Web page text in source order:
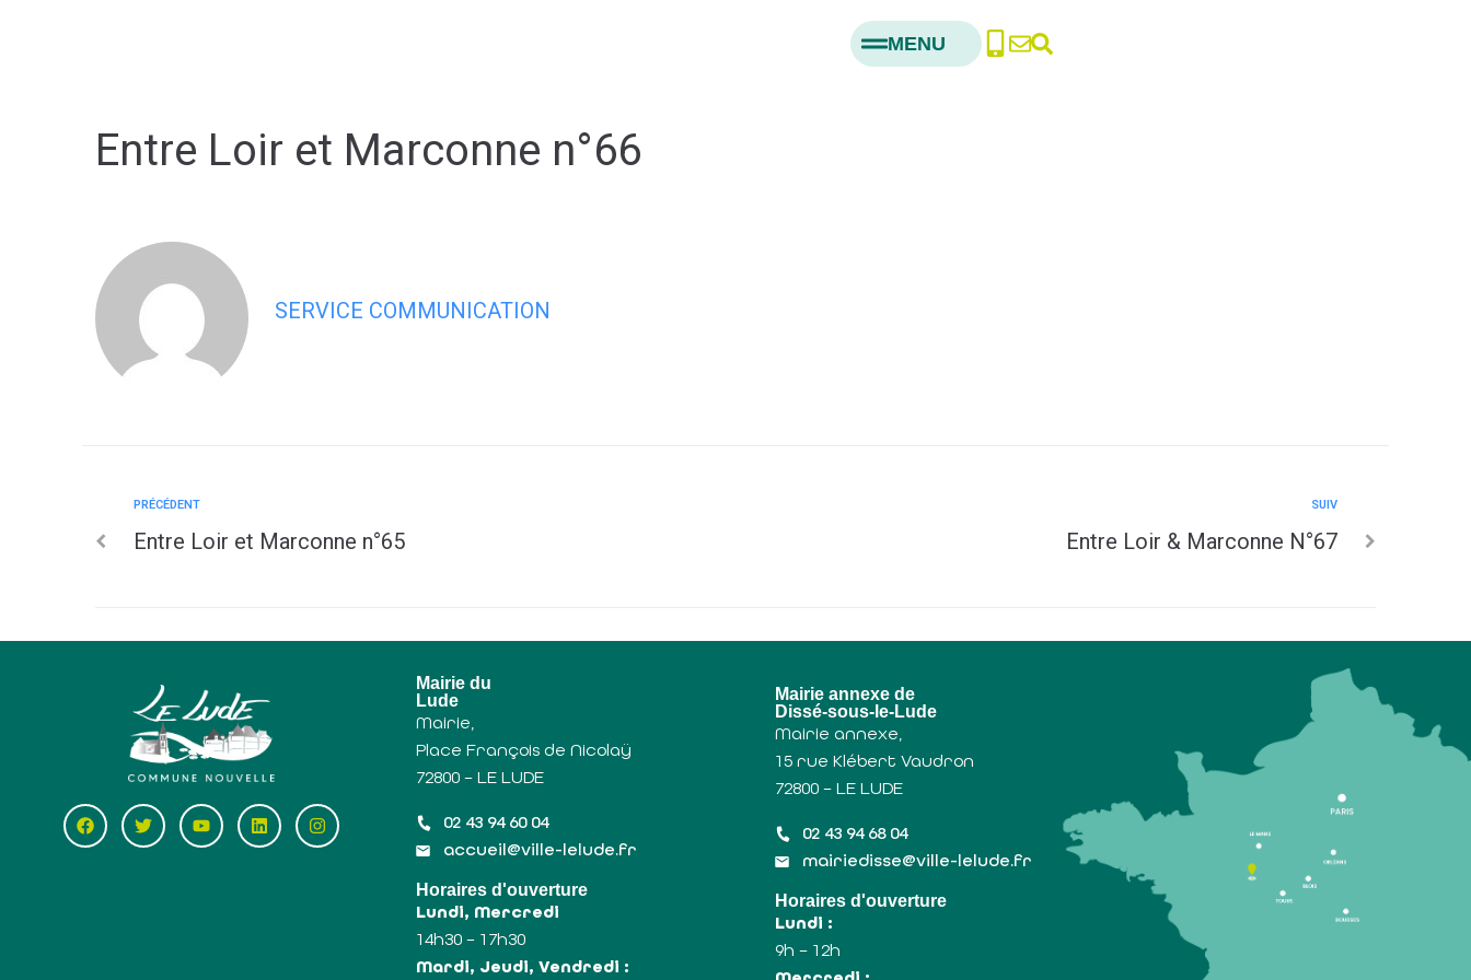
MENU
Entre Loir et Marconne n°66
SERVICE COMMUNICATION
PRÉCÉDENT
Entre Loir et Marconne n°65
SUIV
Entre Loir & Marconne N°67
Mairie du
Lude
Mairie,
Place François de Nicolaÿ
72800 – LE LUDE
02 43 94 60 04
accueil@ville-lelude.fr
Horaires d'ouverture
Lundi, Mercredi
14h30 – 17h30
Mardi, Jeudi, Vendredi :
Mairie annexe de
Dissé-sous-le-Lude
Mairie annexe,
15 rue Klébert Vaudron
72800 – LE LUDE
02 43 94 68 04
mairiedisse@ville-lelude.fr
Horaires d'ouverture
Lundi :
9h – 12h